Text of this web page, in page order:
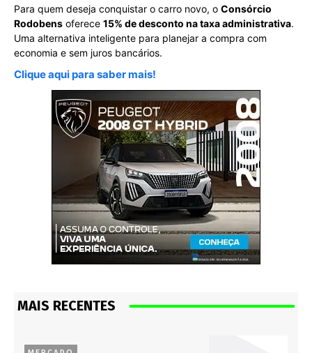
Para quem deseja conquistar o carro novo, o Consórcio
Rodobens oferece 15% de desconto na taxa administrativa.
Uma alternativa inteligente para planejar a compra com
economia e sem juros bancários.
Clique aqui para saber mais!
MAIS RECENTES